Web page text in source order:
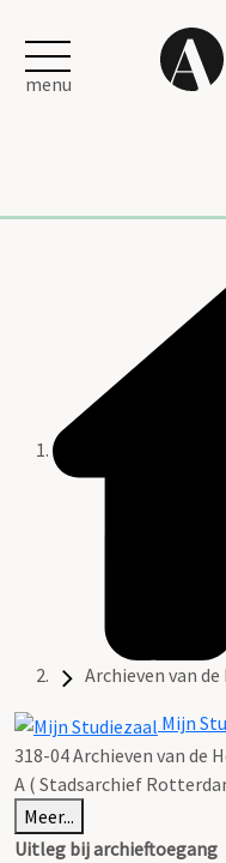
menu
Archieven van
Mijn
318-04 Archieven van de
A ( Stadsarchief
Meer...
Uitleg bij archieftoegang